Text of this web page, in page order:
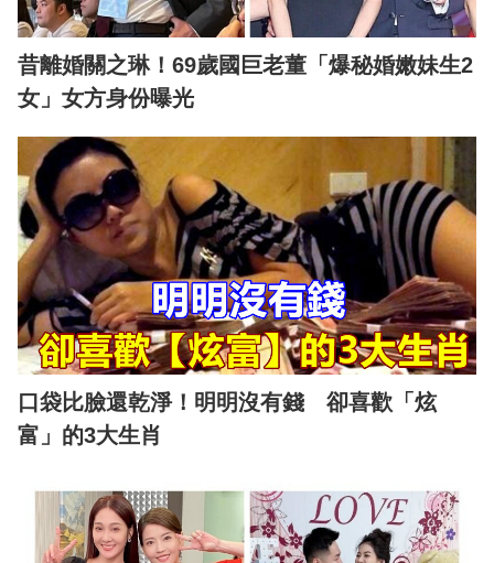
昔離婚關之琳！69歲國巨老董「爆秘婚嫩妹生2
女」女方身份曝光
口袋比臉還乾淨！明明沒有錢 卻喜歡「炫
富」的3大生肖